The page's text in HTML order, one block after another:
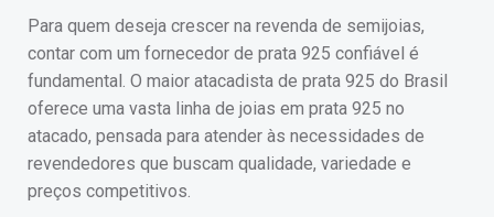
Para quem deseja crescer na revenda de semijoias,
contar com um fornecedor de prata 925 confiável é
fundamental. O maior atacadista de prata 925 do Brasil
oferece uma vasta linha de joias em prata 925 no
atacado, pensada para atender às necessidades de
revendedores que buscam qualidade, variedade e
preços competitivos.